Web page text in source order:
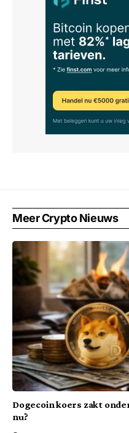
Meer Crypto Nieuws
Dogecoin koers zakt
nu?